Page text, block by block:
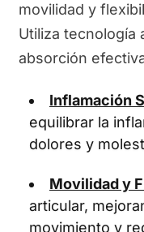
movilidad y
Utiliza tecnología
absorción
Inflamación
equilibrar la
dolores y
Movilidad y
articular,
movimiento y